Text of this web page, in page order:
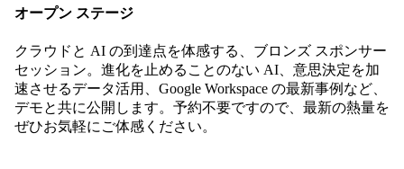
オープン ステージ
クラウドと AI の到達点を体感する、ブロンズ スポンサー
セッション。進化を止めることのない AI、意思決定を加
速させるデータ活用、Google Workspace の最新事例など、
デモと共に公開します。予約不要ですので、最新の熱量を
ぜひお気軽にご体感ください。